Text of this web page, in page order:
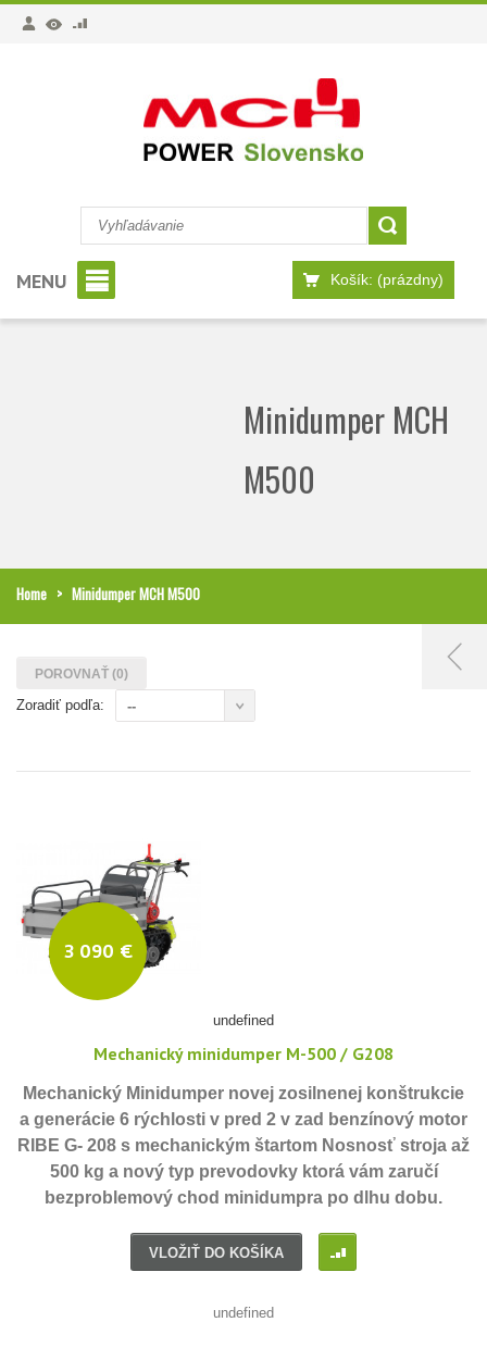
MENU Košík: (prázdny)
Minidumper MCH
M500
Home > Minidumper MCH M500
POROVNAŤ (0)
Zoradiť podľa: --
3 090 €
undefined
Mechanický minidumper M-500 / G208
Mechanický Minidumper novej zosilnenej konštrukcie
a generácie 6 rýchlosti v pred 2 v zad benzínový motor
RIBE G- 208 s mechanickým štartom Nosnosť stroja až
500 kg a nový typ prevodovky ktorá vám zaručí
bezproblemový chod minidumpra po dlhu dobu.
VLOŽIŤ DO KOŠÍKA I
undefined